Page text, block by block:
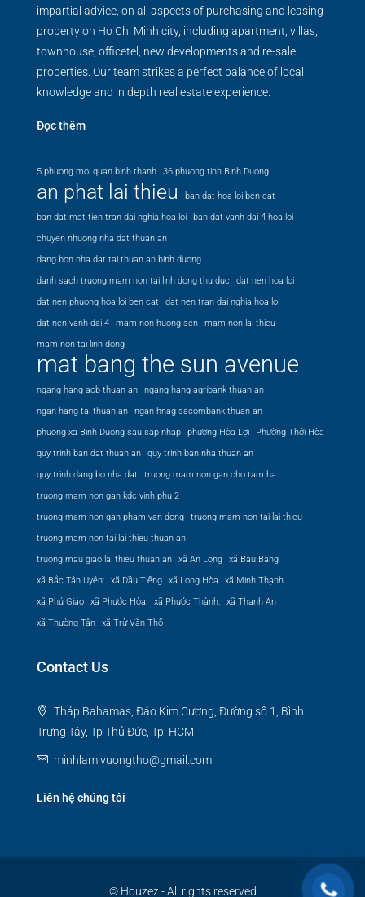
impartial advice, on all aspects of purchasing and leasing
property on Ho Chi Minh city, including apartment, villas,
townhouse, officetel, new developments and re-sale
properties. Our team strikes a perfect balance of local
knowledge and in depth real estate experience.
Đọc thêm
5 phuong moi quan binh thanh 36 phuong tinh Binh Duong
an phat lai thieu
ban dat hoa loi ben cat
ban dat mat tien tran dai nghia hoa loi
ban dat vanh dai 4 hoa loi
chuyen nhuong nha dat thuan an
dang bon nha dat tai thuan an binh duong
danh sach truong mam non tai linh dong thu duc
dat nen hoa loi
dat nen phuong hoa loi ben cat
dat nen tran dai nghia hoa loi
dat nen vanh dai 4
mam non huong sen
mam non lai thieu
mam non tai linh dong
mat bang the sun avenue
ngang hang acb thuan an
ngang hang agribank thuan an
ngan hang tai thuan an
ngan hnag sacombank thuan an
phuong xa Binh Duong sau sap nhap
phường Hòa Lợi
Phường Thới Hòa
quy trinh ban dat thuan an
quy trinh ban nha thuan an
quy trinh dang bo nha dat
truong mam non gan cho tam ha
truong mam non gan kdc vinh phu 2
truong mam non gan pham van dong
truong mam non tai lai thieu
truong mam non tai lai thieu thuan an
truong mau giao lai thieu thuan an
xã An Long
xã Bàu Bàng
xã Bắc Tân Uyên:
xã Dầu Tiếng xã Long Hòa
xã Minh Thạnh
xã Phú Giáo
xã Phước Hòa: xã Phước Thành:
xã Thanh An
xã Thường Tân
xã Trừ Văn Thố
Contact Us
Tháp Bahamas, Đảo Kim Cương, Đường số 1, Bình
Trưng Tây, Tp Thủ Đức, Tp. HCM
minhlam.vuongtho@gmail.com
Liên hệ chúng tôi
© Houzez - All rights reserved